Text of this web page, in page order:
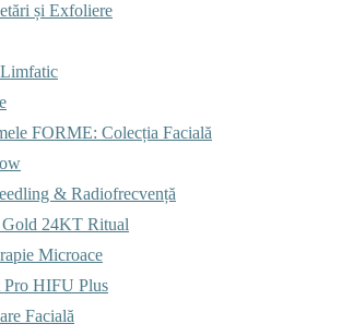
și Exfoliere
FORME: Colecția Facială
& Radiofrecvență
24KT Ritual
Microace
Pro HIFU Plus
Facială